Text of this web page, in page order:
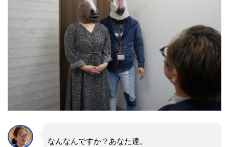
なんなんですか？あなた達。